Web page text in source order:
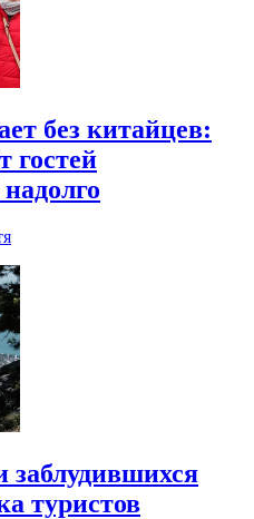
без китайцев:
гостей
туристов